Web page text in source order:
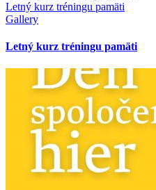
Letný kurz tréningu pamäti
Gallery
Letný kurz tréningu pamäti